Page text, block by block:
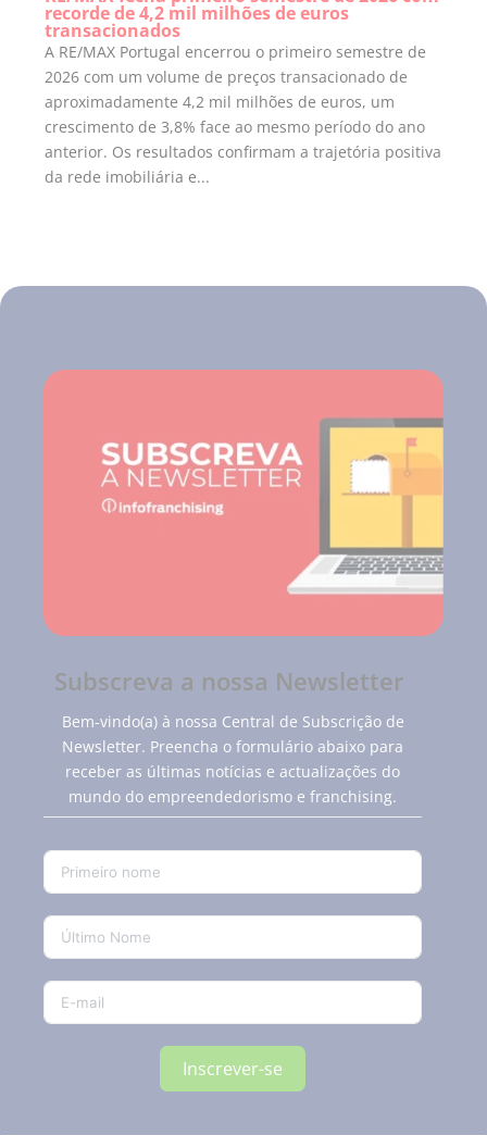
recorde de 4,2 mil milhões de euros
transacionados
A RE/MAX Portugal encerrou o primeiro semestre de
2026 com um volume de preços transacionado de
aproximadamente 4,2 mil milhões de euros, um
crescimento de 3,8% face ao mesmo período do ano
anterior. Os resultados confirmam a trajetória positiva
da rede imobiliária e...
Subscreva a nossa Newsletter
Bem-vindo(a) à nossa Central de Subscrição de
Newsletter. Preencha o formulário abaixo para
receber as últimas notícias e actualizações do
mundo do empreendedorismo e franchising.
Inscrever-se